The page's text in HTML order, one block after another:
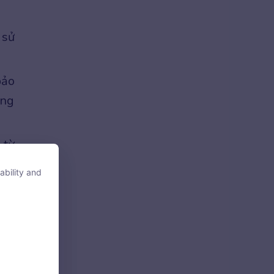
từ
and
and